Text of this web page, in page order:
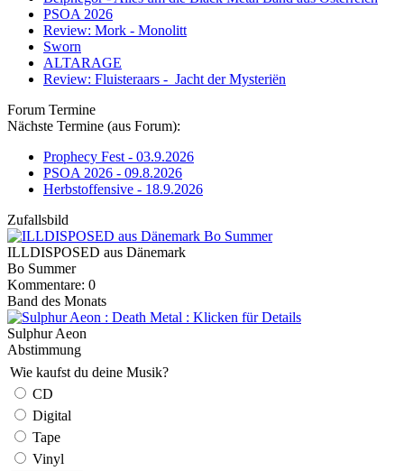
PSOA 2026
Review: Mork - Monolitt
Sworn
ALTARAGE
Review: Fluisteraars - Jacht der Mysteriën
Forum Termine
Nächste Termine (aus Forum):
Prophecy Fest - 03.9.2026
PSOA 2026 - 09.8.2026
Herbstoffensive - 18.9.2026
Zufallsbild
ILLDISPOSED aus Dänemark
Bo Summer
Kommentare: 0
Band des Monats
Sulphur Aeon
Abstimmung
Wie kaufst du deine Musik?
CD
Digital
Tape
Vinyl